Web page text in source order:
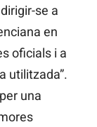
se a
en
oficials i a
utilitzada”.
una